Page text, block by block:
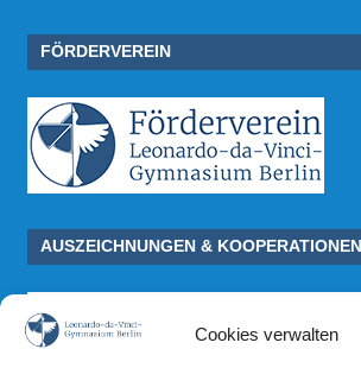
Cookies verwalten
FÖRDERVEREIN
AUSZEICHNUNGEN & KOOPERATIONEN